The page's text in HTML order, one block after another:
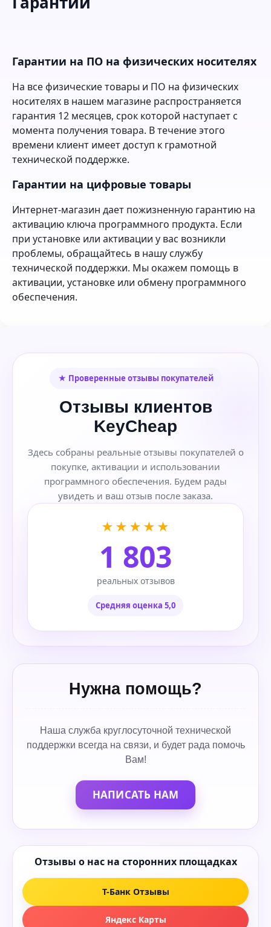
Гарантии на ПО на физических носителях
На все физические товары и ПО на физических
носителях в нашем магазине распространяется
гарантия 12 месяцев, срок которой наступает с
момента получения товара. В течение этого
времени клиент имеет доступ к грамотной
технической поддержке.
Гарантии на цифровые товары
Интернет-магазин дает пожизненную гарантию на
активацию ключа программного продукта. Если
при установке или активации у вас возникли
проблемы, обращайтесь в нашу службу
технической поддержки. Мы окажем помощь в
активации, установке или обмену программного
обеспечения.
★ Проверенные отзывы покупателей
Отзывы клиентов
KeyCheap
Здесь собраны реальные отзывы покупателей о
покупке, активации и использовании
программного обеспечения. Будем рады
увидеть и ваш отзыв после заказа.
★★★★★
1 803
реальных отзывов
Средняя оценка 5,0
Нужна помощь?
Наша служба круглосуточной технической
поддержки всегда на связи, и будет рада помочь
Вам!
НАПИСАТЬ НАМ
Отзывы о нас на сторонних площадках
Т-Банк Отзывы
Яндекс Карты